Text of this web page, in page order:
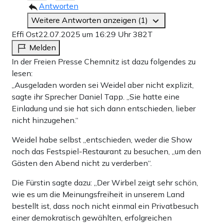
Antworten
Weitere Antworten anzeigen (1)
Effi Ost22.07.2025 um 16:29 Uhr382T
Melden
In der Freien Presse Chemnitz ist dazu folgendes zu
lesen:
„Ausgeladen worden sei Weidel aber nicht explizit,
sagte ihr Sprecher Daniel Tapp. „Sie hatte eine
Einladung und sie hat sich dann entschieden, lieber
nicht hinzugehen.“
Weidel habe selbst „entschieden, weder die Show
noch das Festspiel-Restaurant zu besuchen, „um den
Gästen den Abend nicht zu verderben“.
Die Fürstin sagte dazu: „Der Wirbel zeigt sehr schön,
wie es um die Meinungsfreiheit in unserem Land
bestellt ist, dass noch nicht einmal ein Privatbesuch
einer demokratisch gewählten, erfolgreichen